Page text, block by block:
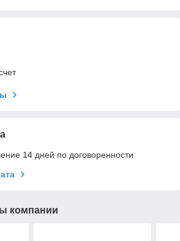
14 дней по договоренности
компании